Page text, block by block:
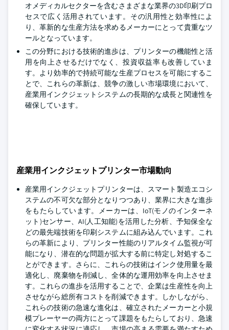
オメディカルセクターを含むさまざまな業界の3D印刷プロ
セスで広く活用されています。その汎用性と効率性によ
り、革新的な生産方法を求めるメーカーにとって貴重なツ
ールとなっています。
この分野における技術的進歩は、プリンターの機能性と活
用を向上させるだけでなく、投資収益率も改善していま
す。より効率的で持続可能な生産プロセスを可能にするこ
とで、これらの革新は、競争の激しい市場環境において、
産業用インクジェットシステムの長期的な成長と関連性を
確保しています。
産業用インクジェットプリンター市場動向
産業用インクジェットプリンターは、スマート製造エコシ
ステムの不可欠な部分となりつつあり、業界に大きな進歩
をもたらしています。メーカーは、IoT(モノのインターネ
ット)センサー、AI(人工知能)を活用した分析、予知保全な
どの最先端技術を印刷システムに組み込んでいます。これ
らの革新により、プリンター性能のリアルタイム監視が可
能になり、潜在的な問題が拡大する前に特定し対処するこ
とができます。さらに、これらの技術はインク使用量を最
適化し、廃棄物を削減し、全体的な運用効率を向上させま
す。これらの進歩を活用することで、企業は生産性を向上
させながら総所有コストを削減できます。しかしながら、
これらの技術の急速な進化は、確立されたメーカーと小規
模プレーヤーの両方にとって課題をもたらしており、急速